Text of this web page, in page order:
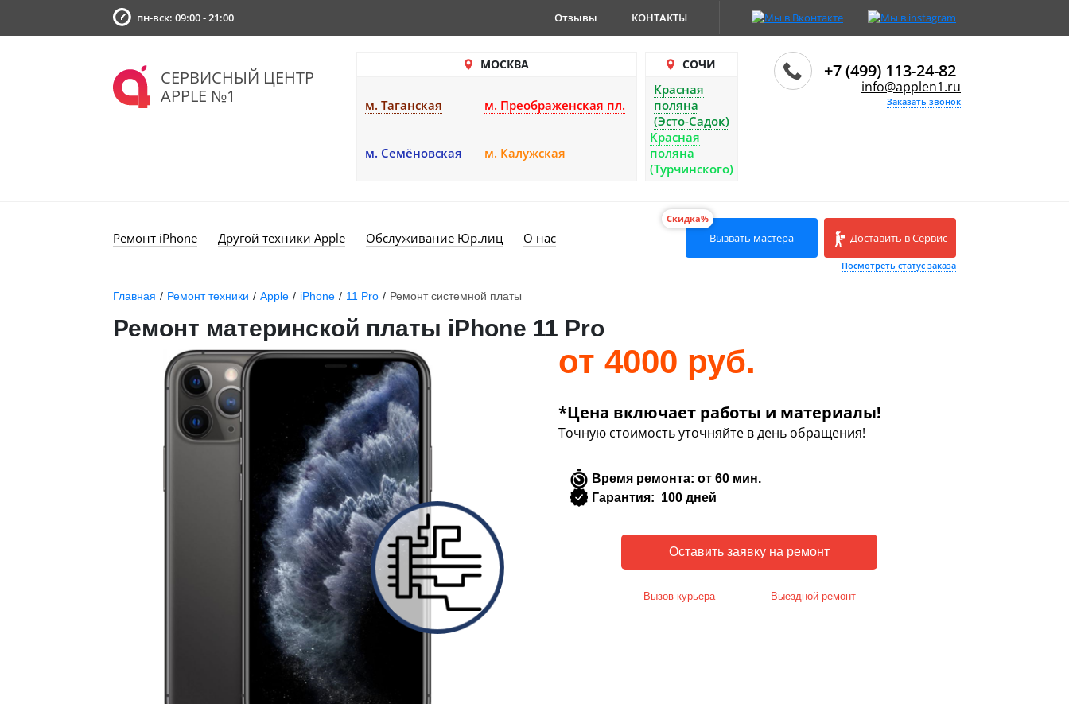
пн-вск: 09:00 - 21:00 Отзывы КОНТАКТЫ
СЕРВИСНЫЙ ЦЕНТР
APPLE №1
МОСКВА
м. Таганская м. Преображенская пл.
м. Семёновская м. Калужская
СОЧИ
Красная
поляна
(Эсто-Садок)
Красная
поляна
(Турчинского)
+7 (499) 113-24-82
info@applen1.ru
Заказать звонок
Ремонт iPhone Другой техники Apple Обслуживание Юр.лиц О нас
Скидка%
Вызвать мастера Доставить в Сервис
Посмотреть статус заказа
Главная / Ремонт техники / Apple / iPhone / 11 Pro / Ремонт системной платы
Ремонт материнской платы iPhone 11 Pro
от 4000 руб.
*Цена включает работы и материалы!
Точную стоимость уточняйте в день обращения!
Время ремонта: от 60 мин.
Гарантия: 100 дней
Вызов курьера Выездной ремонт